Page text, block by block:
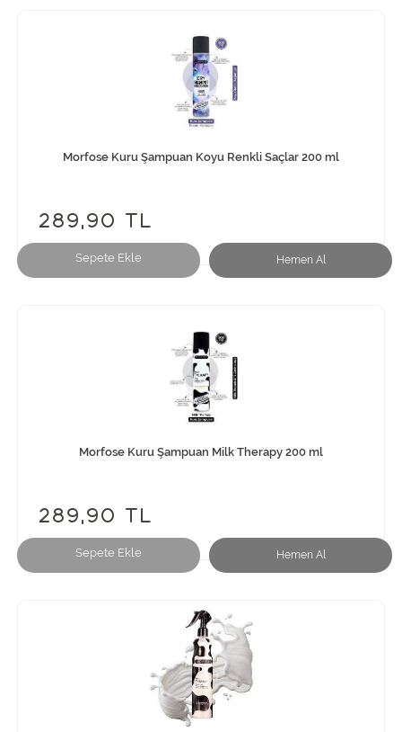
Sepete Ekle Hemen Al
Morfose Kuru Şampuan Koyu Renkli Saçlar 200 ml
289,90 TL
Sepete Ekle Hemen Al
Morfose Kuru Şampuan Milk Therapy 200 ml
289,90 TL